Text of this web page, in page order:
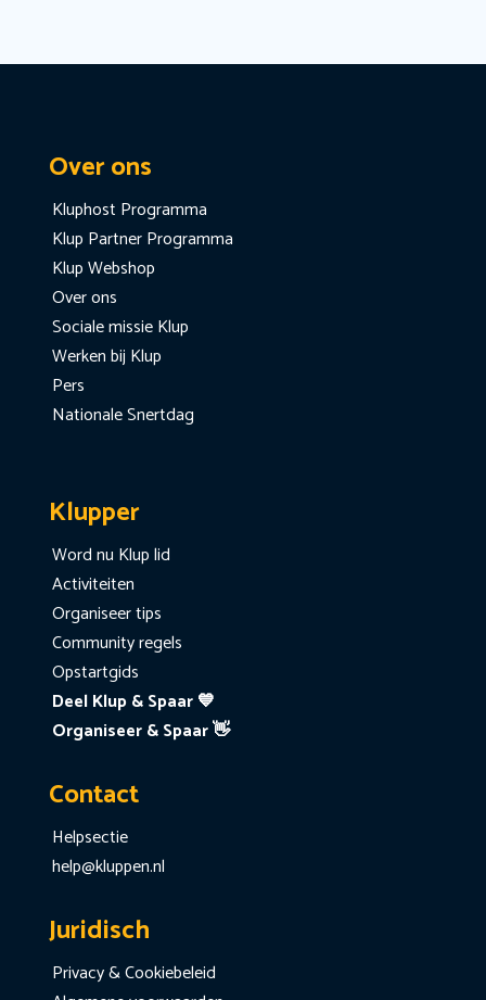
Over ons
Kluphost Programma
Klup Partner Programma
Klup Webshop
Over ons
Sociale missie Klup
Werken bij Klup
Pers
Nationale Snertdag
Klupper
Word nu Klup lid
Activiteiten
Organiseer tips
Community regels
Opstartgids
Deel Klup & Spaar 💙
Organiseer & Spaar 👋
Contact
Helpsectie
help@kluppen.nl
Juridisch
Privacy & Cookiebeleid